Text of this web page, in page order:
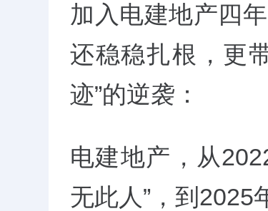
加入电建地产四
还稳稳扎根，更
迹”的逆袭：
电建地产，从
无此人”，到2025